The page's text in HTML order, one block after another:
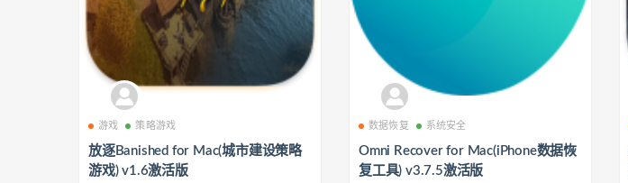
游戏 策略游戏
放逐Banished for Mac(城市建设策略
游戏) v1.6激活版
数据恢复 系统安全
Omni Recover for Mac(iPhone数据恢
复工具) v3.7.5激活版